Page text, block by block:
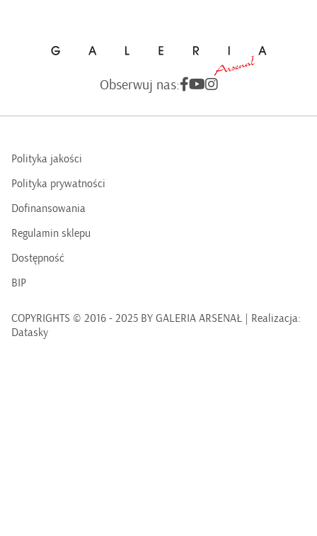
Obserwuj nas:
Polityka jakości
Polityka prywatności
Dofinansowania
Regulamin sklepu
Dostępność
BIP
COPYRIGHTS © 2016 - 2025 BY GALERIA ARSENAŁ | Realizacja:
Datasky